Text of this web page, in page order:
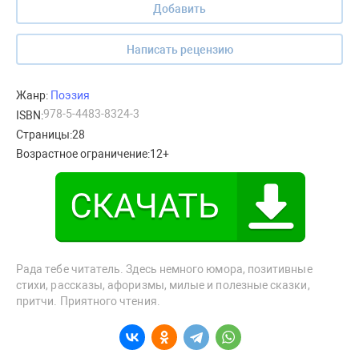
Добавить
Написать рецензию
Жанр: Поэзия
ISBN:978-5-4483-8324-3
Страницы:28
Возрастное ограничение:12+
Рада тебе читатель. Здесь немного юмора, позитивные
стихи, рассказы, афоризмы, милые и полезные сказки,
притчи. Приятного чтения.